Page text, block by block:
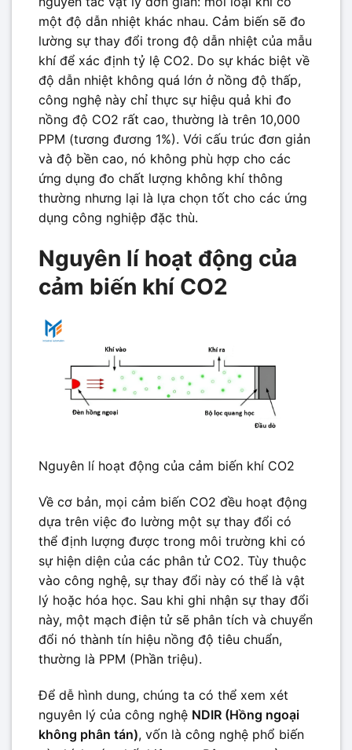
một độ dẫn nhiệt khác nhau. Cảm biến sẽ đo
lường sự thay đổi trong độ dẫn nhiệt của mẫu
khí để xác định tỷ lệ CO2. Do sự khác biệt về
độ dẫn nhiệt không quá lớn ở nồng độ thấp,
công nghệ này chỉ thực sự hiệu quả khi đo
nồng độ CO2 rất cao, thường là trên 10,000
PPM (tương đương 1%). Với cấu trúc đơn giản
và độ bền cao, nó không phù hợp cho các
ứng dụng đo chất lượng không khí thông
thường nhưng lại là lựa chọn tốt cho các ứng
dụng công nghiệp đặc thù.
Nguyên lí hoạt động của
cảm biến khí CO2
Nguyên lí hoạt động của cảm biến khí CO2
Về cơ bản, mọi cảm biến CO2 đều hoạt động
dựa trên việc đo lường một sự thay đổi có
thể định lượng được trong môi trường khi có
sự hiện diện của các phân tử CO2. Tùy thuộc
vào công nghệ, sự thay đổi này có thể là vật
lý hoặc hóa học. Sau khi ghi nhận sự thay đổi
này, một mạch điện tử sẽ phân tích và chuyển
đổi nó thành tín hiệu nồng độ tiêu chuẩn,
thường là PPM (Phần triệu).
Để dễ hình dung, chúng ta có thể xem xét
nguyên lý của công nghệ NDIR (Hồng ngoại
không phân tán), vốn là công nghệ phổ biến